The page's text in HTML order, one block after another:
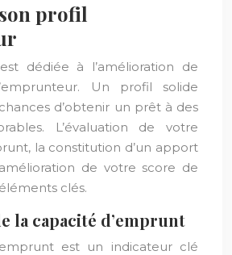
profil
dédiée à l’amélioration de
Un profil solide
d’obtenir un prêt à des
L’évaluation de votre
la constitution d’un apport
de votre score de
clés.
la capacité d’emprunt
est un indicateur clé